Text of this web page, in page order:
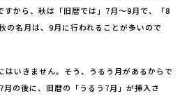
すから、秋は「旧暦では」7月〜9月で、「8
の名月は、9月に行われることが多いので
はいきません。そう、うるう月があるからで
の後に、旧暦の「うるう7月」が挿入さ